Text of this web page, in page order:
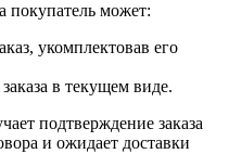
покупатель может:
укомплектовав его
в текущем виде.
подтверждение заказа
и ожидает доставки